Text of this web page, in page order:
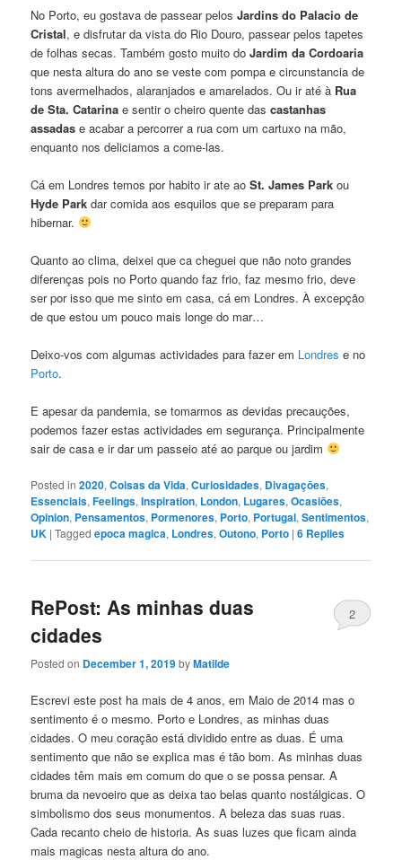
Outono
Londres
Londres
No Porto, eu gostava de passear pelos Jardins do Palacio de
Cristal, e disfrutar da vista do Rio Douro, passear pelos tapetes
de folhas secas. Também gosto muito doJardim da Cordoaria
que nesta altura do ano se veste com pompa e circunstancia de
tons avermelhados, alaranjados e amarelados. Ou ir até à Rua
de Sta. Catarina e sentir o cheiro quente dascastanhas
assadas e acabar a percorrer a rua com um cartuxo na mão,
enquanto nos deliciamos a come-las.
Cá em Londres temos por habito ir ate aoSt. James Park ou
Hyde Park dar comida aos esquilos que se preparam para
hibernar.
Quanto ao clima, deixei que ca cheguei que não noto grandes
diferenças pois no Porto quando faz frio, faz mesmo frio, deve
ser por isso que me sinto em casa, cá em Londres. À excepção
de que estou um pouco mais longe do mar…
Deixo-vos com algumas actividades para fazer em Londres e no
Porto.
E apesar da pandemia, se tomarmos as devidas precauções,
podemos fazer estas actividades em segurança. Principalmente
sair de casa e ir dar um passeio até ao parque ou jardim
Posted in 2020,Coisas da Vida,Curiosidades, Divagaçōes,
Essenciais,Feelings,Inspiration, London, Lugares,Ocasiōes,
Opinion, Pensamentos, Pormenores, Porto, Portugal,Sentimentos,
UK |Tagged epoca magica, Londres,Outono, Porto |6 Replies
RePost: As minhas duas
cidades
Posted on December 1, 2019byMatilde
2
Escrevi este post ha mais de 4 anos, em Maio de 2014 mas o
sentimento é o mesmo. Porto e Londres, as minhas duas
cidades. O meu coração está dividido entre as duas. É uma
sentimento que não se explica mas é tão bom. As minhas duas
cidades têm mais em comum do que o se possa pensar. A
bruma da nevoeiro que as deixa tao belas quanto nostálgicas. O
simbolismo dos seus monumentos. A beleza das suas ruas.
Cada recanto cheio de historia. As suas luzes que ficam ainda
mais magicas nesta altura do ano.